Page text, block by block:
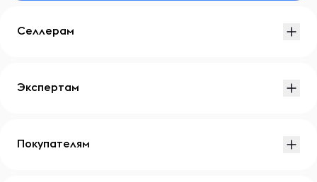
Селлерам
Экспертам
Покупателям